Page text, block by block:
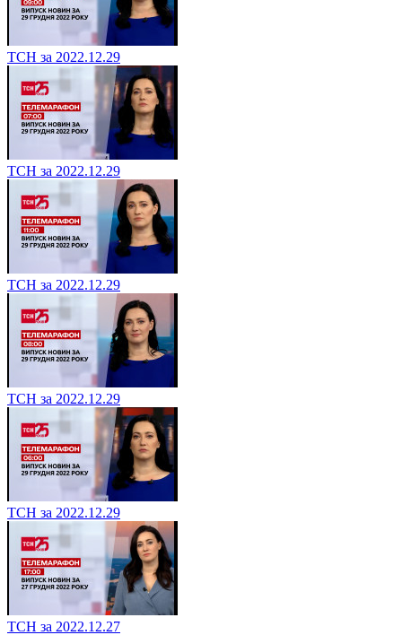
ТСН за 2022.12.29
ТСН за 2022.12.29
ТСН за 2022.12.29
ТСН за 2022.12.29
ТСН за 2022.12.29
ТСН за 2022.12.27